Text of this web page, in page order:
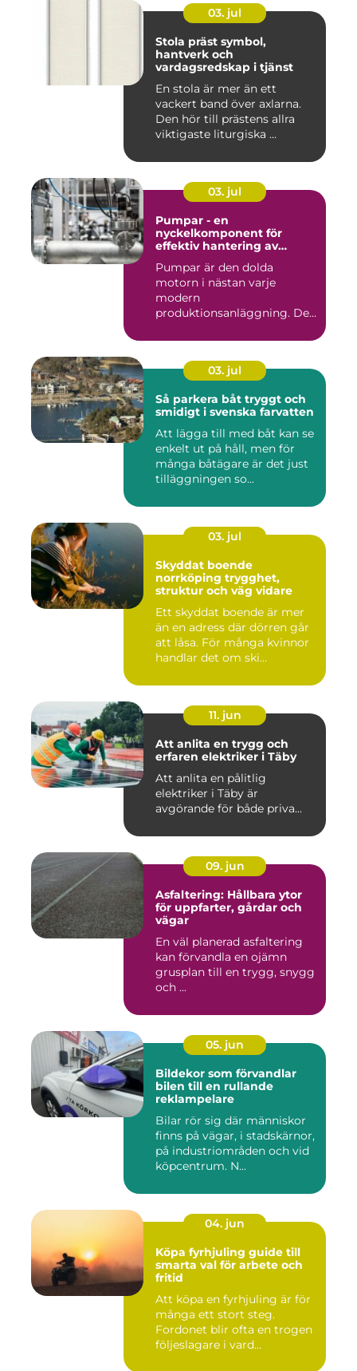
03. jul
Stola präst symbol,
hantverk och
vardagsredskap i tjänst
En stola är mer än ett
vackert band över axlarna.
Den hör till prästens allra
viktigaste liturgiska ...
03. jul
Pumpar - en
nyckelkomponent för
effektiv hantering av
Pumpar är den dolda
motorn i nästan varje
modern
produktionsanläggning. De
03. jul
Så parkera båt tryggt och
smidigt i svenska farvatten
Att lägga till med båt kan se
enkelt ut på håll, men för
många båtägare är det just
tilläggningen so...
03. jul
Skyddat boende
norrköping trygghet,
struktur och väg vidare
Ett skyddat boende är mer
än en adress där dörren går
att låsa. För många kvinnor
handlar det om ski...
11. jun
Att anlita en trygg och
erfaren elektriker i Täby
Att anlita en pålitlig
elektriker i Täby är
avgörande för både priva...
09. jun
Asfaltering: Hållbara ytor
för uppfarter, gårdar och
vägar
En väl planerad asfaltering
kan förvandla en ojämn
grusplan till en trygg, snygg
och ...
05. jun
Bildekor som förvandlar
bilen till en rullande
reklampelare
Bilar rör sig där människor
finns på vägar, i stadskärnor,
på industriområden och vid
köpcentrum. N...
04. jun
Köpa fyrhjuling guide till
smarta val för arbete och
fritid
Att köpa en fyrhjuling är för
många ett stort steg.
Fordonet blir ofta en trogen
följeslagare i vard...